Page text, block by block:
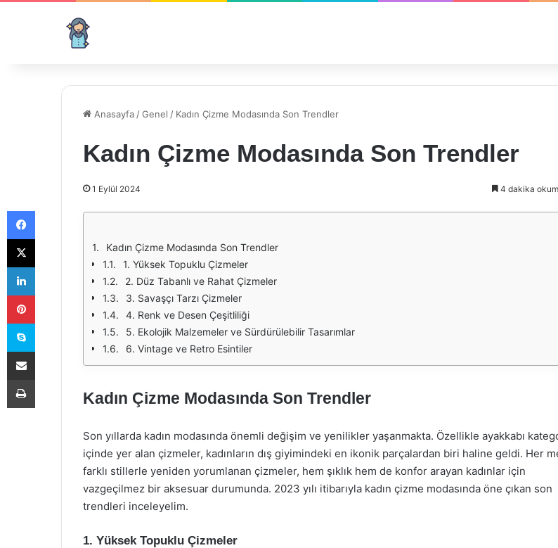
Anasayfa /Genel / Kadın Çizme Modasında Son Trendler
Kadın Çizme Modasında Son Trendler
1 Eylül 2024 4 dakika
Kadın Çizme Modasında Son Trendler
1. Yüksek Topuklu Çizmeler
2. Düz Tabanlı ve Rahat Çizmeler
3. Savaşçı Tarzı Çizmeler
4. Renk ve Desen Çeşitliliği
5. Ekolojik Malzemeler ve Sürdürülebilir Tasarımlar
6. Vintage ve Retro Esintiler
Kadın Çizme Modasında Son Trendler
Son yıllarda kadın modasında önemli değişim ve yenilikler yaşanmakta. Özellikle ayakkabı
içinde yer alan çizmeler, kadınların dış giyimindeki en ikonik parçalardan biri haline geldi. Her
farklı stillerle yeniden yorumlanan çizmeler, hem şıklık hem de konfor arayan kadınlar için
vazgeçilmez bir aksesuar durumunda. 2023 yılı itibarıyla kadın çizme modasında öne çıkan son
trendleri inceleyelim.
1. Yüksek Topuklu Çizmeler
Facebook
X
LinkedIn
Pinterest
Skype
E-Posta ile paylaş